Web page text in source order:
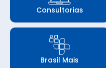
Consultorias
Brasil Mais